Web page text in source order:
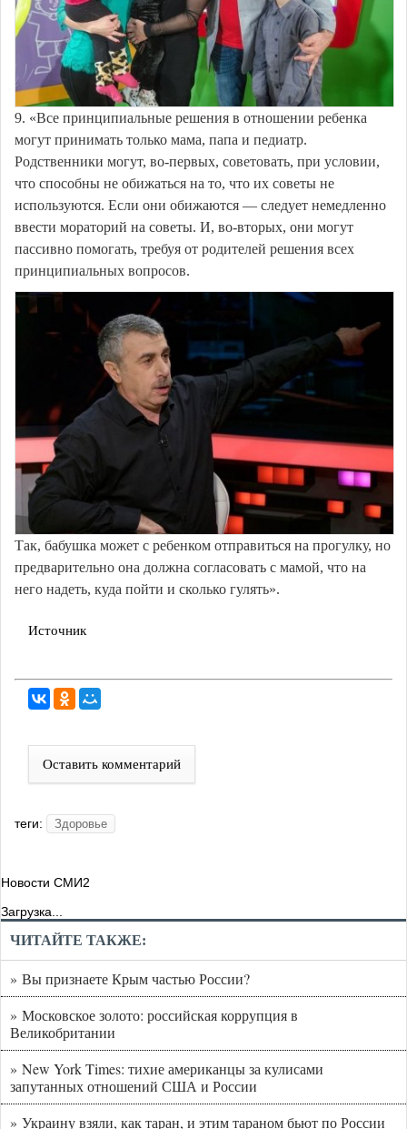
9. «Все принципиальные решения в отношении ребенка
могут принимать только мама, папа и педиатр.
Родственники могут, во-первых, советовать, при условии,
что способны не обижаться на то, что их советы не
используются. Если они обижаются — следует немедленно
ввести мораторий на советы. И, во-вторых, они могут
пассивно помогать, требуя от родителей решения всех
принципиальных вопросов.
Так, бабушка может с ребенком отправиться на прогулку, но
предварительно она должна согласовать с мамой, что на
него надеть, куда пойти и сколько гулять».
Источник
Оставить комментарий
теги: Здоровье
Новости СМИ2
Загрузка...
ЧИТАЙТЕ ТАКЖЕ:
» Вы признаете Крым частью России?
» Московское золото: российская коррупция в
Великобритании
» New York Times: тихие американцы за кулисами
запутанных отношений США и России
» Украину взяли, как таран, и этим тараном бьют по России